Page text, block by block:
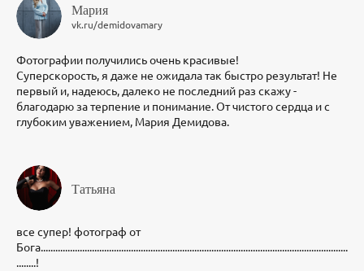
Мария
vk.ru/demidovamary
Фотографии получились очень красивые!
Суперскорость, я даже не ожидала так быстро результат! Не
первый и, надеюсь, далеко не последний раз скажу -
благодарю за терпение и понимание. От чистого сердца и с
глубоким уважением, Мария Демидова.
Татьяна
все супер! фотограф от
Бога..............................................................................................................................
........!